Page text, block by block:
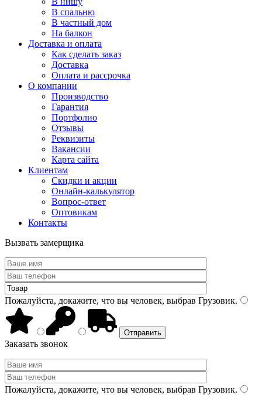
В спальню
В частный дом
На балкон
Доставка и оплата
Как сделать заказ
Доставка
Оплата и рассрочка
О компании
Производство
Гарантия
Портфолио
Отзывы
Реквизиты
Вакансии
Карта сайта
Клиентам
Скидки и акции
Онлайн-калькулятор
Вопрос-ответ
Оптовикам
Контакты
Вызвать замерщика
Пожалуйста, докажите, что вы человек, выбрав Грузовик.
Заказать звонок
Пожалуйста, докажите, что вы человек, выбрав Грузовик.